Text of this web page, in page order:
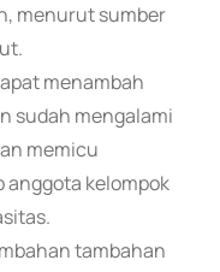
menurut sumber
menambah
sudah mengalami
memicu
kelompok
tambahan